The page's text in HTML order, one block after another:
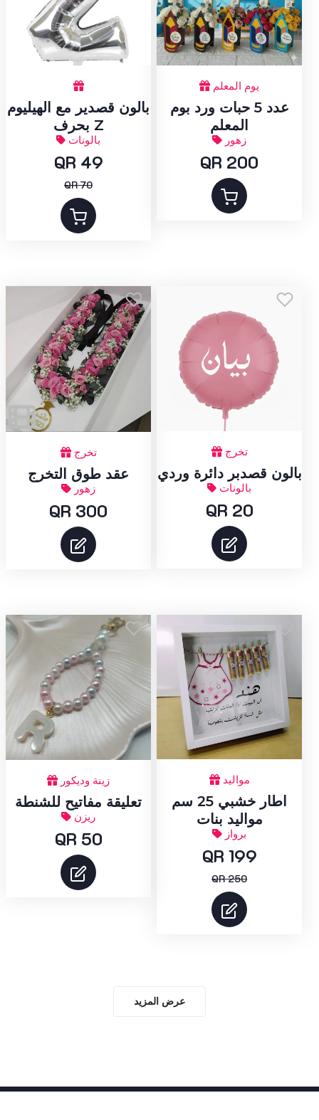
بالون قصدير مع الهيليوم
بحرف Z
بالونات
QR 49
QR 70
يوم المعلم
عدد 5 حبات ورد بوم
المعلم
زهور
QR 200
تخرج
عقد طوق التخرج
زهور
QR 300
تخرج
بالون قصدبر دائرة وردي
بالونات
QR 20
زينة وديكور
تعليقة مفاتيح للشنطة
ريزن
QR 50
مواليد
اطار خشبي 25 سم
مواليد بنات
برواز
QR 199
QR 250
عرض المزيد